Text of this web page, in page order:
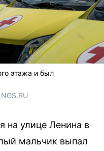
этажа и был
на улице Ленина в
мальчик выпал